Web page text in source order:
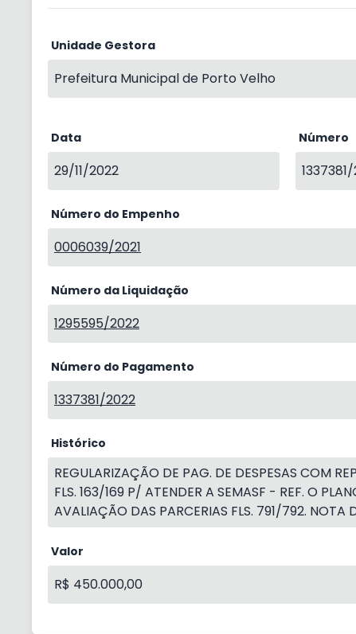
Unidade Gestora
Prefeitura Municipal de Porto Velho
Data
29/11/2022
Número
Número do Empenho
0006039/2021
Número da Liquidação
1295595/2022
Número do Pagamento
1337381/2022
Histórico
REGULARIZAÇÃO DE PAG. DE DESPESAS COM
FLS. 163/169 P/ ATENDER A SEMASF - REF. O
AVALIAÇÃO DAS PARCERIAS FLS. 791/792.
Valor
R$ 450.000,00